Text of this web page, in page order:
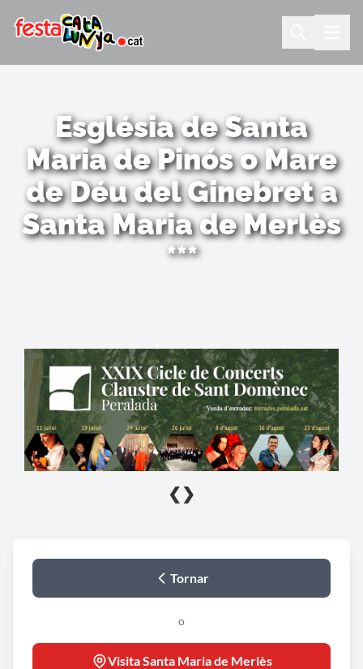
Església de Santa
Maria de Pinós o Mare
de Déu del Ginebret a
Santa Maria de Merlès
***
❮ ❯
Tornar
o
Visita Santa Maria de Merlès